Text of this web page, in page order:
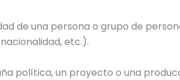
de una persona o grupo de
etc.).
política, un proyecto o una